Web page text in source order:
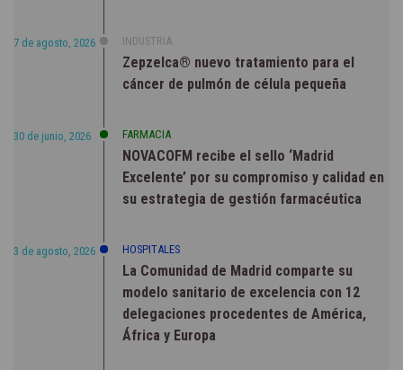
7 de agosto, 2026 INDUSTRIA
Zepzelca® nuevo tratamiento para el
cáncer de pulmón de célula pequeña
30 de junio, 2026 FARMACIA
NOVACOFM recibe el sello ‘Madrid
Excelente’ por su compromiso y calidad en
su estrategia de gestión farmacéutica
3 de agosto, 2026 HOSPITALES
La Comunidad de Madrid comparte su
modelo sanitario de excelencia con 12
delegaciones procedentes de América,
África y Europa